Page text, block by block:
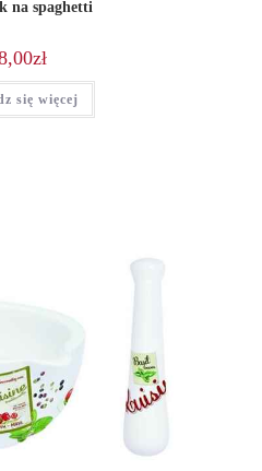
na spaghetti
zł
się więcej